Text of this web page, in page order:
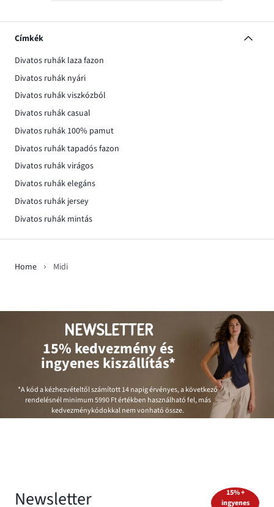
Címkék
Divatos ruhák laza fazon
Divatos ruhák nyári
Divatos ruhák viszkózból
Divatos ruhák casual
Divatos ruhák 100% pamut
Divatos ruhák tapadós fazon
Divatos ruhák virágos
Divatos ruhák elegáns
Divatos ruhák jersey
Divatos ruhák mintás
Home Midi
NEWSLETTER
15% kedvezmény és
ingyenes kiszállítás*
*A kód a kézhezvételtől számított 14 napig érvényes, a következő
rendelésnél minimum5990 Ftértékben használható fel, más
kedvezménykódokkal nem vonható össze.
Newsletter
15% +
ingyenes